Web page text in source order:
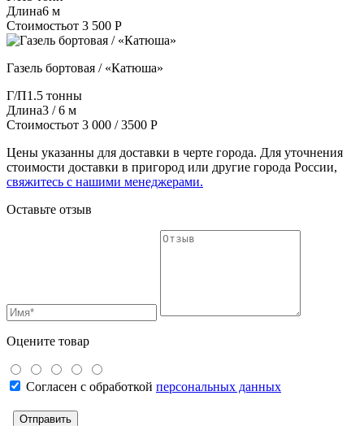
Длина6 м
Стоимостьот 3 500 Р
Газель бортовая / «Катюша»
Г/П1.5 тонны
Длина3 / 6 м
Стоимостьот 3 000 / 3500 Р
Цены указанны для доставки в черте города. Для уточнения
стоимости доставки в пригород или другие города России,
свяжитесь с нашими менеджерами.
Оставьте отзыв
Оцените товар
Согласен с обработкой персональных данных
Отправить